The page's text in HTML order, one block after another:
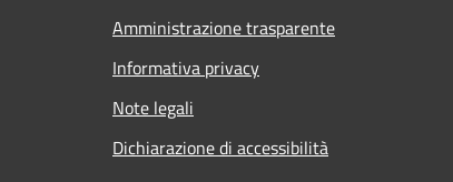
Amministrazione trasparente
Informativa privacy
Note legali
Dichiarazione di accessibilità